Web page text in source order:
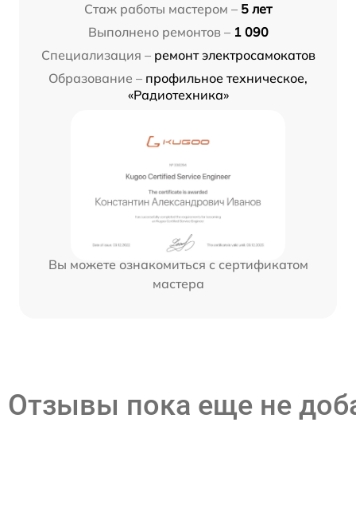
Стаж работы мастером – 5 лет
Выполнено ремонтов – 1 090
Специализация – ремонт электросамокатов
Образование – профильное техническое,
«Радиотехника»
Вы можете ознакомиться с сертификатом
мастера
Отзывы пока еще не